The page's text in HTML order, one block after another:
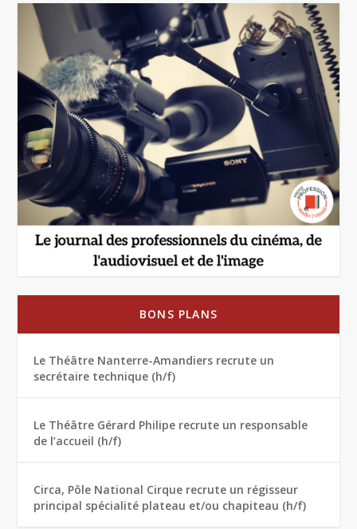
BONS PLANS
Le Théâtre Nanterre-Amandiers recrute un
secrétaire technique (h/f)
Le Théâtre Gérard Philipe recrute un responsable
de l’accueil (h/f)
Circa, Pôle National Cirque recrute un régisseur
principal spécialité plateau et/ou chapiteau (h/f)